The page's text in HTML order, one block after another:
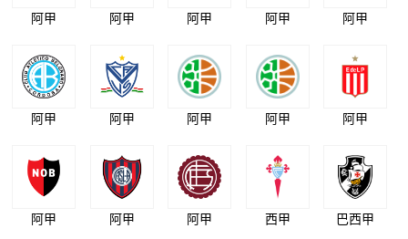
阿甲 阿甲 阿甲 阿甲 阿甲
阿甲 阿甲 阿甲 阿甲 阿甲
阿甲 阿甲 阿甲 西甲 巴西甲